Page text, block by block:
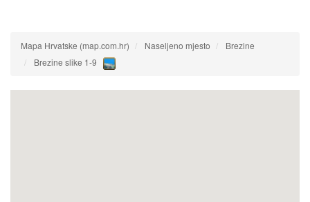
Mapa Hrvatske (map.com.hr) Naseljeno mjesto
Brezine
Brezine slike 1-9